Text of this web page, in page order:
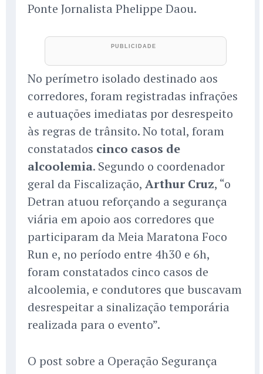
Ponte Jornalista Phelippe Daou.
No perímetro isolado destinado aos
corredores, foram registradas infrações
e autuações imediatas por desrespeito
às regras de trânsito. No total, foram
constatados cinco casos de
alcoolemia. Segundo o coordenador
geral da Fiscalização, Arthur Cruz, “o
Detran atuou reforçando a segurança
viária em apoio aos corredores que
participaram da Meia Maratona Foco
Run e, no período entre 4h30 e 6h,
foram constatados cinco casos de
alcoolemia, e condutores que buscavam
desrespeitar a sinalização temporária
realizada para o evento”.
O post sobre a Operação Segurança